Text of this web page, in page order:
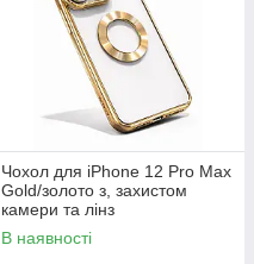
Чохол для iPhone 12 Pro Max
Gold/золото з, захистом
камери та лінз
В наявності